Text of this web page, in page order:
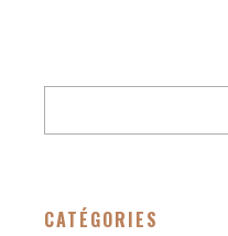
CATÉGORIES